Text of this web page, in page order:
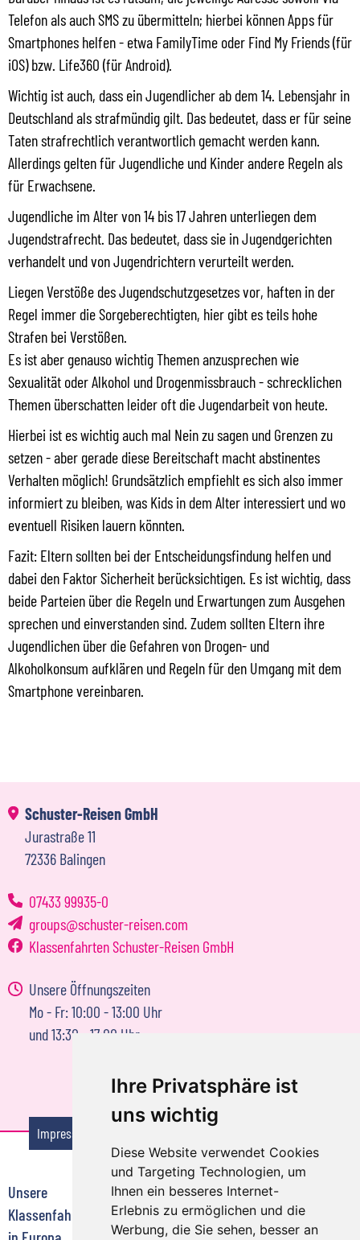
Ihre Privatsphäre ist
uns wichtig
Diese Website verwendet Cookies
und Targeting Technologien, um
Ihnen ein besseres Internet-
Erlebnis zu ermöglichen und die
Werbung, die Sie sehen, besser an
Telefon als auch SMS zu übermitteln; hierbei können Apps für
Smartphones helfen - etwa FamilyTime oder Find My Friends (für
iOS) bzw. Life360 (für Android).
Wichtig ist auch, dass ein Jugendlicher ab dem 14. Lebensjahr in
Deutschland als strafmündig gilt. Das bedeutet, dass er für seine
Taten strafrechtlich verantwortlich gemacht werden kann.
Allerdings gelten für Jugendliche und Kinder andere Regeln als
für Erwachsene.
Jugendliche im Alter von 14 bis 17 Jahren unterliegen dem
Jugendstrafrecht. Das bedeutet, dass sie in Jugendgerichten
verhandelt und von Jugendrichtern verurteilt werden.
Liegen Verstöße des Jugendschutzgesetzes vor, haften in der
Regel immer die Sorgeberechtigten, hier gibt es teils hohe
Strafen bei Verstößen.
Es ist aber genauso wichtig Themen anzusprechen wie
Sexualität oder Alkohol und Drogenmissbrauch - schrecklichen
Themen überschatten leider oft die Jugendarbeit von heute.
Hierbei ist es wichtig auch mal Nein zu sagen und Grenzen zu
setzen - aber gerade diese Bereitschaft macht abstinentes
Verhalten möglich! Grundsätzlich empfiehlt es sich also immer
informiert zu bleiben, was Kids in dem Alter interessiert und wo
eventuell Risiken lauern könnten.
Fazit: Eltern sollten bei der Entscheidungsfindung helfen und
dabei den Faktor Sicherheit berücksichtigen. Es ist wichtig, dass
beide Parteien über die Regeln und Erwartungen zum Ausgehen
sprechen und einverstanden sind. Zudem sollten Eltern ihre
Jugendlichen über die Gefahren von Drogen- und
Alkoholkonsum aufklären und Regeln für den Umgang mit dem
Smartphone vereinbaren.
Schuster-Reisen GmbH
Jurastraße 11
72336 Balingen
07433 99935-0
groups
schuster-reisen.com
Klassenfahrten Schuster-Reisen GmbH
Unsere Öffnungszeiten
Mo - Fr: 10:00 - 13:00 Uhr
und 13:30 - 17:00 Uhr
Impressum
Unsere
Klassenfahrtenziele
Klassenfahrten zu
jedem Anlass
Klassenfahrten zu
jeder Jahreszeit